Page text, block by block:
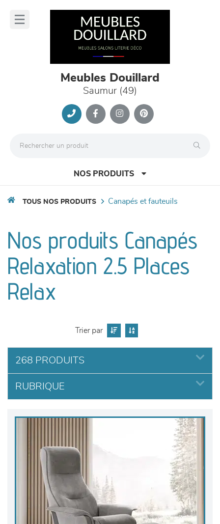
Meubles Douillard
Saumur (49)
NOS PRODUITS
séjours
meubles de complément
décoration
TOUS NOS PRODUITS canapés et fauteuils
Nos produits Canapés
Relaxation 2.5 Places
Relax
Trier par
268 PRODUITS
RUBRIQUE